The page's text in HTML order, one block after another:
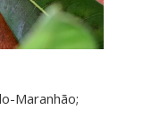
Maranhão;